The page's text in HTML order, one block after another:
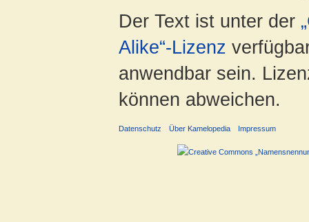
Der Text ist unter der
Alike“-Lizenz
anwendbar sein.
können abweichen.
Datenschutz Über Kamelopedia Impressum